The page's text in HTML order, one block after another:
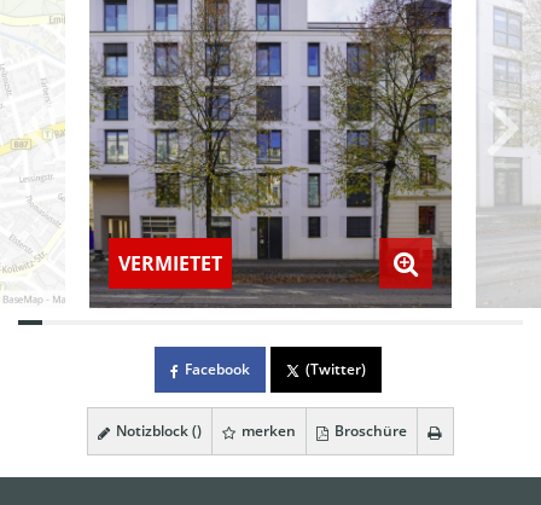
VERMIETET
Facebook (Twitter)
Notizblock () merken Broschüre